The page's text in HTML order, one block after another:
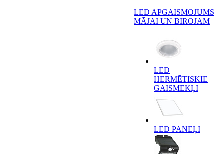
LED APGAISMOJUMS
MĀJAI UN BIROJAM
LED
HERMĒTISKIE
GAISMEKĻI
LED PANEĻI